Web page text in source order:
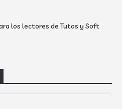
los lectores de Tutos y Soft